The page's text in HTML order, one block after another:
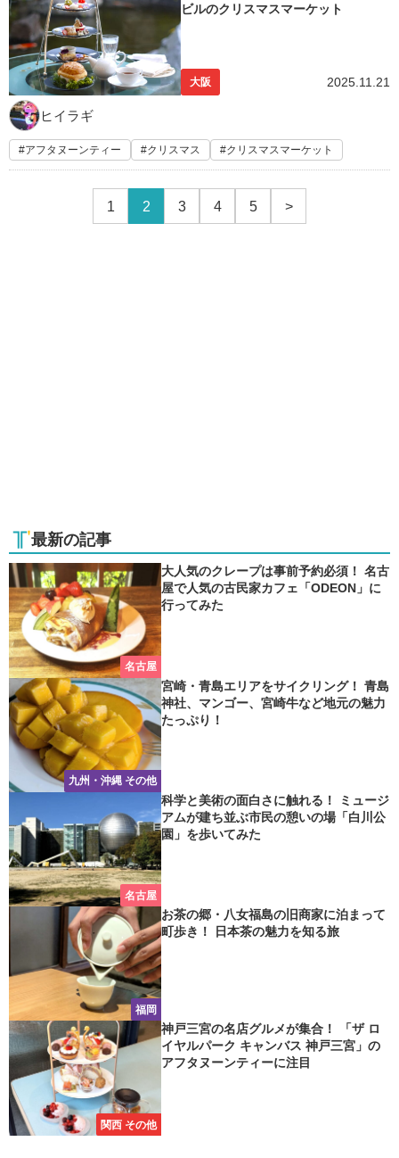
ビルのクリスマスマーケット
大阪 2025.11.21
ヒイラギ
アフタヌーンティー クリスマス クリスマスマーケット
1 2 3 4 5 >
最新の記事
名古屋
大人気のクレープは事前予約必須！ 名古
屋で人気の古民家カフェ「ODEON」に
行ってみた
九州・沖縄 その他
宮崎・青島エリアをサイクリング！ 青島
神社、マンゴー、宮崎牛など地元の魅力
たっぷり！
名古屋
科学と美術の面白さに触れる！ ミュージ
アムが建ち並ぶ市民の憩いの場「白川公
園」を歩いてみた
福岡
お茶の郷・八女福島の旧商家に泊まって
町歩き！ 日本茶の魅力を知る旅
関西 その他
神戸三宮の名店グルメが集合！ 「ザ ロ
イヤルパーク キャンバス 神戸三宮」の
アフタヌーンティーに注目